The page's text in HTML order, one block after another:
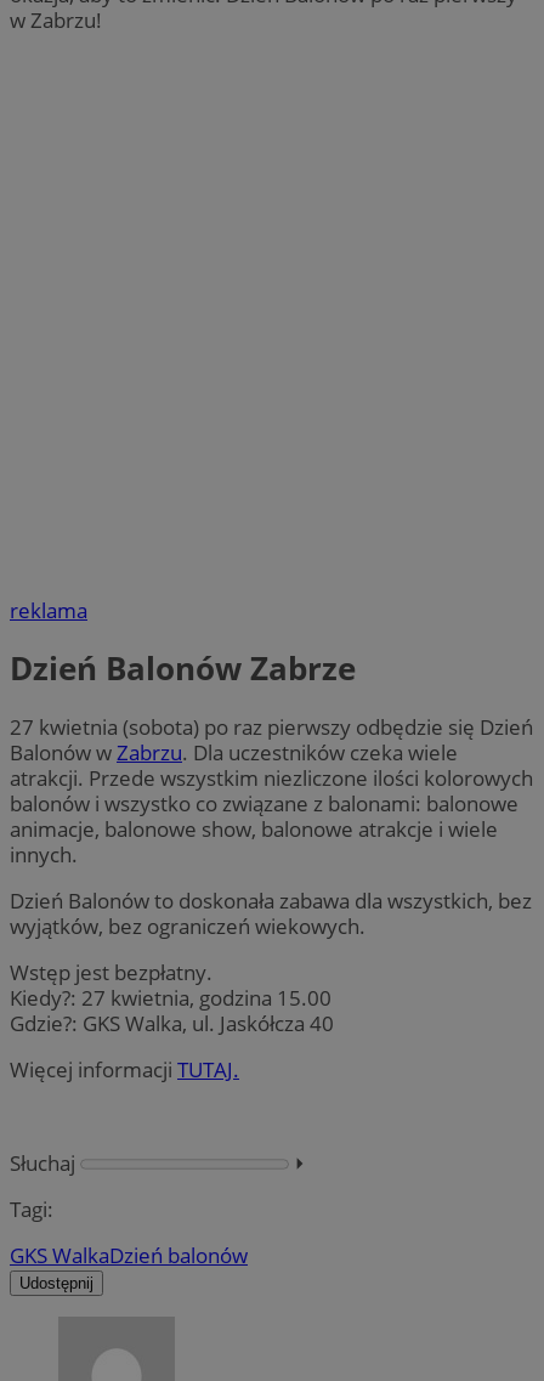
w Zabrzu!
reklama
Dzień Balonów Zabrze
27 kwietnia (sobota) po raz pierwszy odbędzie się Dzień
Balonów wZabrzu. Dla uczestników czeka wiele
atrakcji. Przede wszystkim niezliczone ilości kolorowych
balonów i wszystko co związane z balonami: balonowe
animacje, balonowe show, balonowe atrakcje i wiele
innych.
Dzień Balonów to doskonała zabawa dla wszystkich, bez
wyjątków, bez ograniczeń wiekowych.
Wstęp jest bezpłatny.
Kiedy?: 27 kwietnia, godzina 15.00
Gdzie?: GKS Walka, ul. Jaskółcza 40
Więcej informacji TUTAJ.
Słuchaj
⏵︎
Tagi:
GKS WalkaDzień balonów
Udostępnij